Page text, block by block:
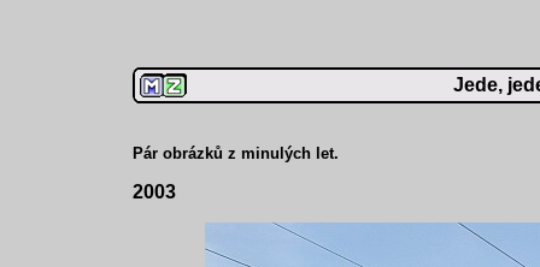
Jede,
Pár obrázků z minulých let.
2003